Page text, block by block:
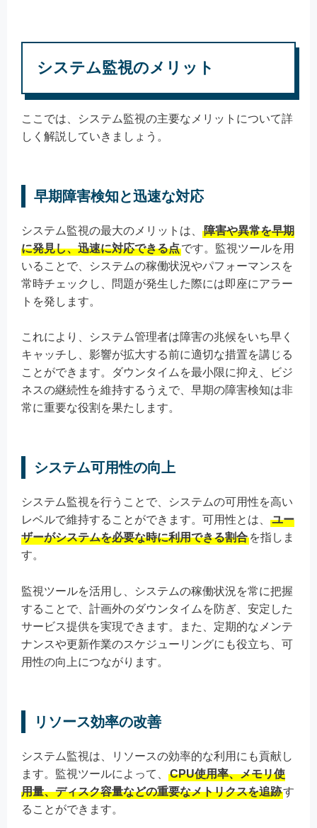
システム監視のメリット
ここでは、システム監視の主要なメリットについて詳
しく解説していきましょう。
早期障害検知と迅速な対応
システム監視の最大のメリットは、
障害や異常を早期
に発見し、迅速に対応できる点です。監視ツールを用
いることで、システムの稼働状況やパフォーマンスを
常時チェックし、問題が発生した際には即座にアラー
トを発します。
これにより、システム管理者は障害の兆候をいち早く
キャッチし、影響が拡大する前に適切な措置を講じる
ことができます。ダウンタイムを最小限に抑え、ビジ
ネスの継続性を維持するうえで、早期の障害検知は非
常に重要な役割を果たします。
システム可用性の向上
システム監視を行うことで、システムの可用性を高い
レベルで維持することができます。可用性とは、
ユー
ザーがシステムを必要な時に利用できる割合 を指しま
す。
監視ツールを活用し、システムの稼働状況を常に把握
することで、計画外のダウンタイムを防ぎ、安定した
サービス提供を実現できます。また、定期的なメンテ
ナンスや更新作業のスケジューリングにも役立ち、可
用性の向上につながります。
リソース効率の改善
システム監視は、リソースの効率的な利用にも貢献し
ます。監視ツールによって、
CPU使用率、メモリ使
用量、ディスク容量などの重要なメトリクスを追跡す
ることができます。